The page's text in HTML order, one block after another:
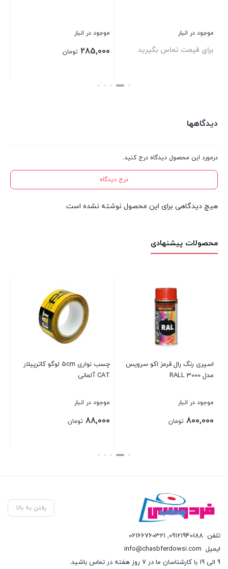
موجود در انبار
برای قیمت تماس بگیرید
موجود در انبار
285,000 تومان
بستن
دیدگاهها
درمورد این محصول دیدگاه درج کنید.
درج دیدگاه
هیچ دیدگاهی برای این محصول نوشته نشده است.
محصولات پیشنهادی
اسپری رنگ رال قرمز اکو سرویس
مدل RALL 3000
موجود در انبار
800,000 تومان
چسب نواری 5cm لوگو کاترپیلار
CAT آلمانی
موجود در انبار
88,000 تومان
بستن
رفتن به بالا
تلفن 09121940188
,
02166760321
ایمیل info@chasbferdowsi.com
9 الی 19 با کارشناسان ما در 7 روز هفته در تماس باشید.